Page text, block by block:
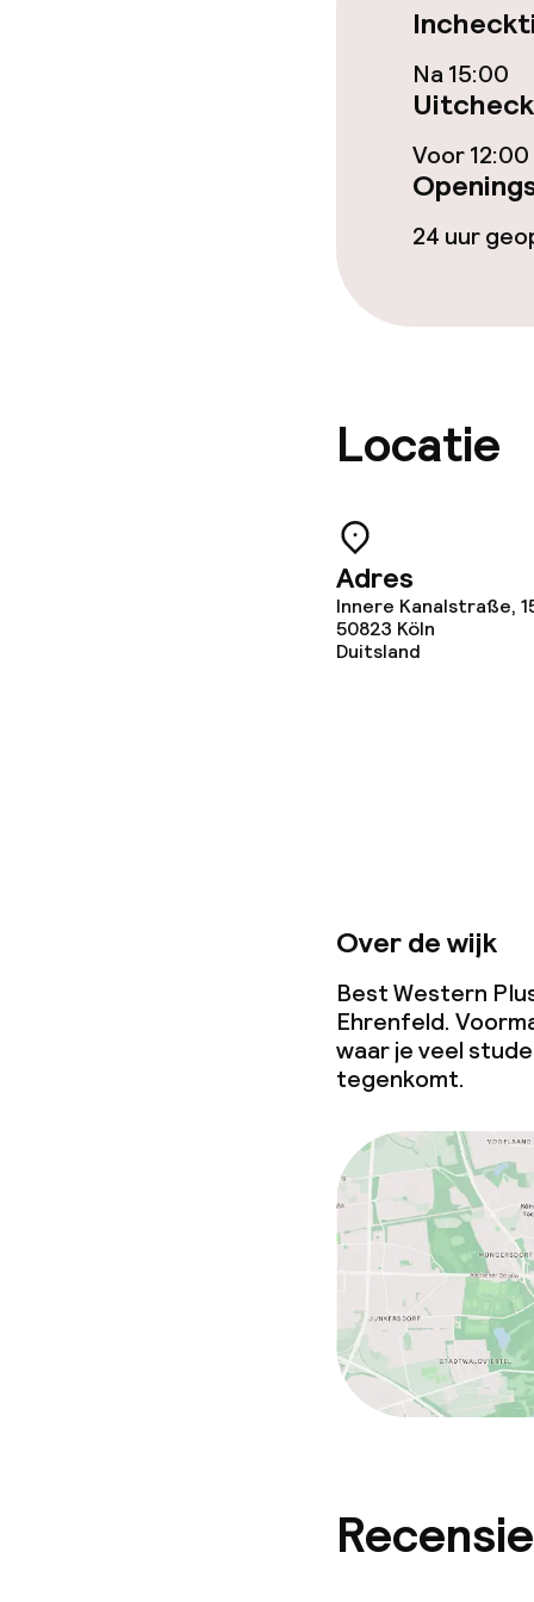
Eet- en
Restaurant
Eet- en
Zakelijke
Kleine
(minder dan
Na 15:00
Voor 12:00
24 uur
Locatie
Adres
Innere Kanalstraße,
50823 Köln
Duitsland
Over de wijk
Best Western
Ehrenfeld.
waar je veel
tegenkomt.